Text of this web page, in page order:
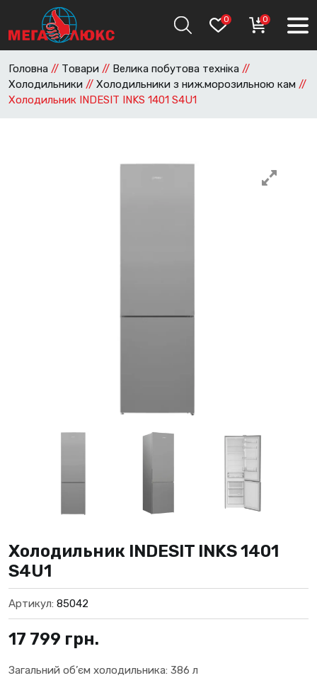
0 0
Головна // Товари // Велика побутова техніка //
Холодильники // Холодильники з ниж.морозильною кам //
Холодильник INDESIT INKS 1401 S4U1
Холодильник INDESIT INKS 1401
S4U1
Артикул: 85042
17 799 грн.
Загальний об’єм холодильника: 386 л